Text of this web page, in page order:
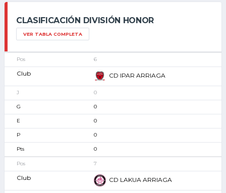
CLASIFICACIÓN DIVISIÓN HONOR
VER TABLA COMPLETA
6
CD IPAR ARRIAGA
0
0
0
0
0
7
CD LAKUA ARRIAGA